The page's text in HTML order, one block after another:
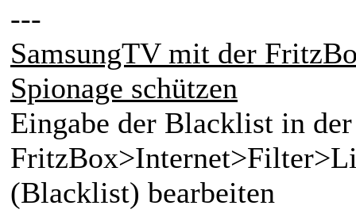
---
SamsungTV mit der
Spionage schützen
Eingabe der Blacklist in
(Blacklist) bearbeiten